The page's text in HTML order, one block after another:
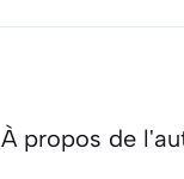
À propos de